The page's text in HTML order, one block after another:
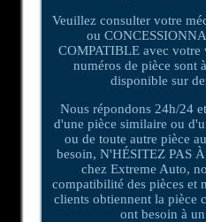
Veuillez consulter votre
ou
COMPATIBLE avec votre
numéros de pièce sont
disponible sur
Nous répondons 24h/24
d'une pièce similaire ou
ou de toute autre pièce
besoin, N'HÉSITEZ PAS
chez Extreme Auto,
compatibilité des pièces et
clients obtiennent la pièce
ont besoin à